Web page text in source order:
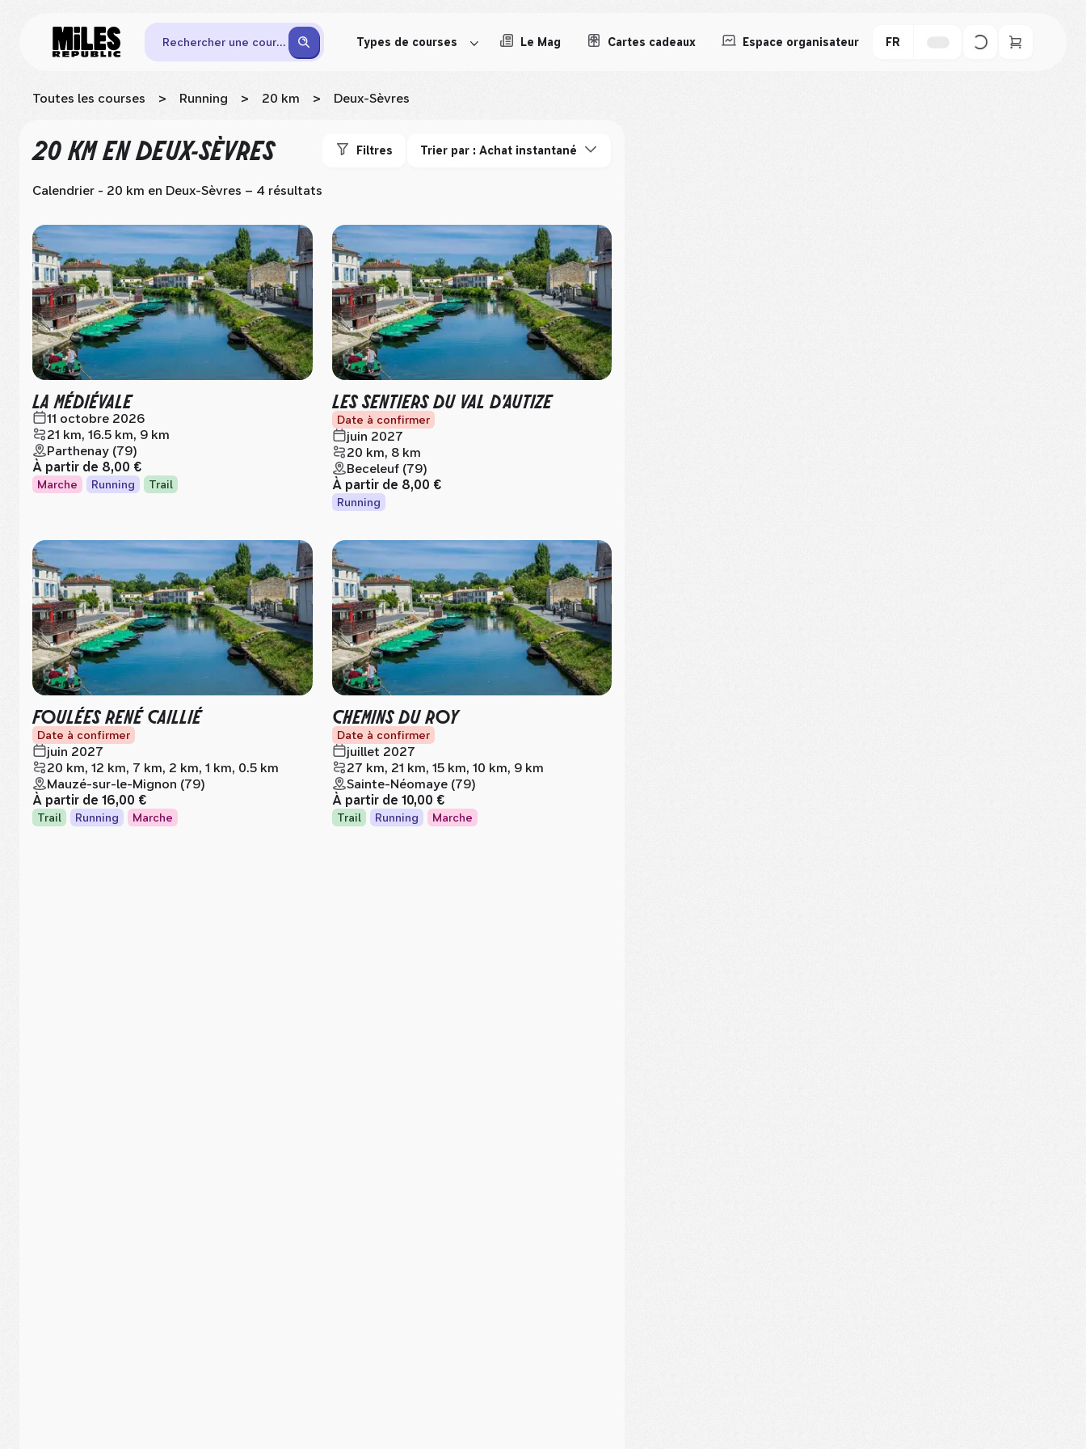
Rechercher une course Types de courses Le Mag Cartes cadeaux Espace organisateur FR
Toutes les courses > Running > 20 km > Deux-Sèvres
20 KMEN DEUX-SÈVRES Filtres Trier par : Achat instantané
Calendrier - 20 km en Deux-Sèvres – 4 résultats
LA MÉDIÉVALE
11 octobre 2026
21 km, 16.5 km, 9 km
Parthenay (79)
À partir de 8,00 €
Marche Running Trail
LES SENTIERS DU VAL D'AUTIZE
Date à confirmer
juin 2027
20 km, 8 km
Beceleuf (79)
À partir de 8,00 €
Running
FOULÉES RENÉ CAILLIÉ
Date à confirmer
juin 2027
20 km, 12 km, 7 km, 2 km, 1 km, 0.5 km
Mauzé-sur-le-Mignon (79)
À partir de 16,00 €
Trail Running Marche
CHEMINS DU ROY
Date à confirmer
juillet 2027
27 km, 21 km, 15 km, 10 km, 9 km
Sainte-Néomaye (79)
À partir de 10,00 €
Trail Running Marche